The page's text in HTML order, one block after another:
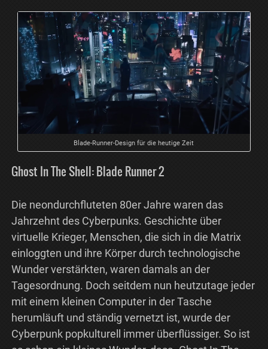
Blade-Runner-Design für die heutige Zeit
Ghost In The Shell: Blade Runner 2
Die neondurchfluteten 80er Jahre waren das
Jahrzehnt des Cyberpunks. Geschichte über
virtuelle Krieger, Menschen, die sich in die Matrix
einloggten und ihre Körper durch technologische
Wunder verstärkten, waren damals an der
Tagesordnung. Doch seitdem nun heutzutage jeder
mit einem kleinen Computer in der Tasche
herumläuft und ständig vernetzt ist, wurde der
Cyberpunk popkulturell immer überflüssiger. So ist